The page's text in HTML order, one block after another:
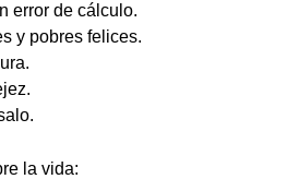
error de cálculo.
y pobres felices.
la vida: